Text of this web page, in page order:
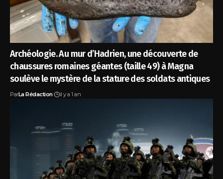
Archéologie. Au mur d’Hadrien, une découverte de
chaussures romaines géantes (taille 49) à Magna
soulève le mystère de la stature des soldats antiques
ParLa Rédaction il y a 1 an